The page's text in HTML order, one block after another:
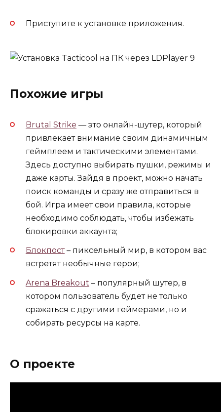
Приступите к установке приложения.
Похожие игры
Brutal Strike — это онлайн-шутер, который
привлекает внимание своим динамичным
геймплеем и тактическими элементами.
Здесь доступно выбирать пушки, режимы и
даже карты. Зайдя в проект, можно начать
поиск команды и сразу же отправиться в
бой. Игра имеет свои правила, которые
необходимо соблюдать, чтобы избежать
блокировки аккаунта;
Блокпост– пиксельный мир, в котором вас
встретят необычные герои;
Arena Breakout – популярный шутер, в
котором пользователь будет не только
сражаться с другими геймерами, но и
собирать ресурсы на карте.
О проекте